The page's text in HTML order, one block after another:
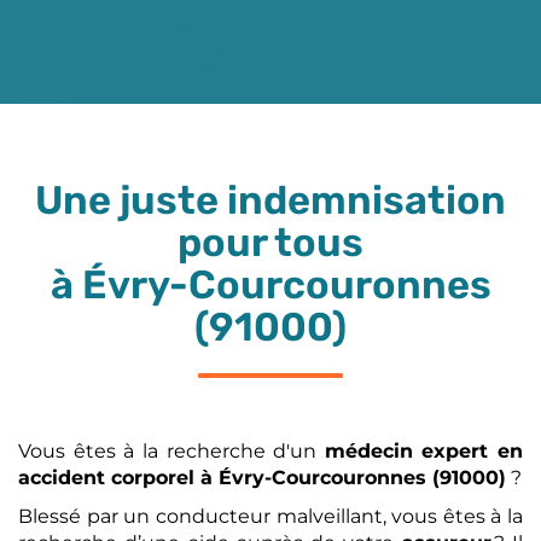
Une juste indemnisation
pour tous
à Évry-Courcouronnes
(91000)
Vous êtes à la recherche d'un médecin expert en
accident corporel à Évry-Courcouronnes (91000) ?
Blessé par un conducteur malveillant, vous êtes à la